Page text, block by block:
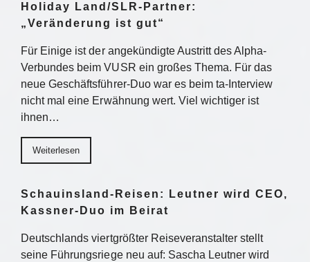
Holiday Land/SLR-Partner:
„Veränderung ist gut“
Für Einige ist der angekündigte Austritt des Alpha-
Verbundes beim VUSR ein großes Thema. Für das
neue Geschäftsführer-Duo war es beim ta-Interview
nicht mal eine Erwähnung wert. Viel wichtiger ist
ihnen…
Weiterlesen
Schauinsland-Reisen: Leutner wird CEO,
Kassner-Duo im Beirat
Deutschlands viertgrößter Reiseveranstalter stellt
seine Führungsriege neu auf: Sascha Leutner wird